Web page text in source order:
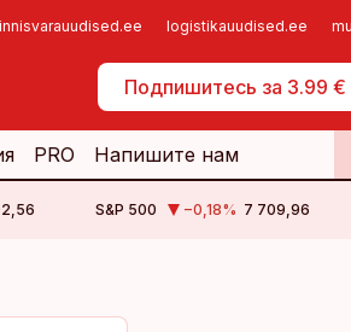
logistikauudised.ee
Подпишитесь за 3.99 €
PRO Напишите нам
S&P 500 −0,18% 7 709,96